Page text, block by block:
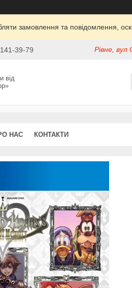
замовлення та повідомлення,
39-79 Рівне, вул
від
НАС КОНТАКТИ